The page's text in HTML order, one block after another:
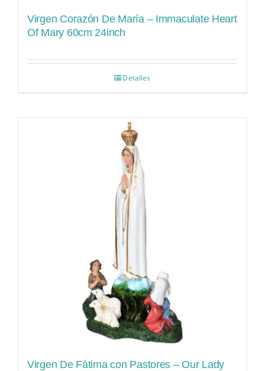
Virgen Corazón De María – Immaculate Heart
Of Mary 60cm 24inch
Detalles
Virgen De Fátima con Pastores – Our Lady